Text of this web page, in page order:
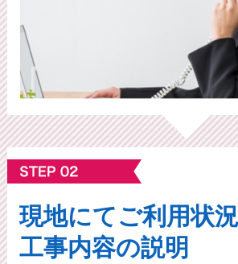
現地にてご利⽤状
工事内容の説明